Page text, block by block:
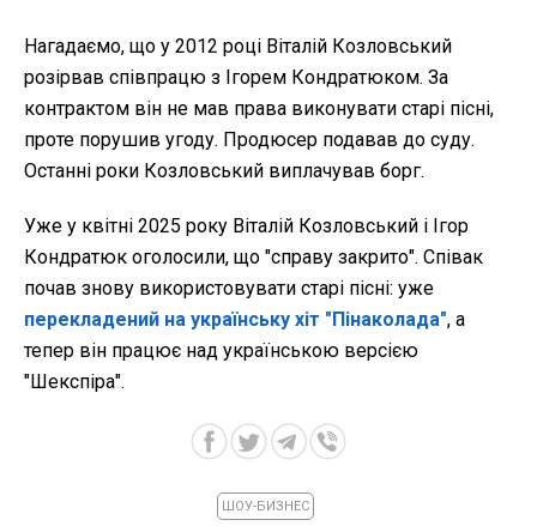
Нагадаємо, що у 2012 році Віталій Козловський
розірвав співпрацю з Ігорем Кондратюком. За
контрактом він не мав права виконувати старі пісні,
проте порушив угоду. Продюсер подавав до суду.
Останні роки Козловський виплачував борг.
Уже у квітні 2025 року Віталій Козловський і Ігор
Кондратюк оголосили, що "справу закрито". Співак
почав знову використовувати старі пісні: уже
перекладений на українську хіт "Пінаколада", а
тепер він працює над українською версією
"Шекспіра".
ШОУ-БИЗНЕС